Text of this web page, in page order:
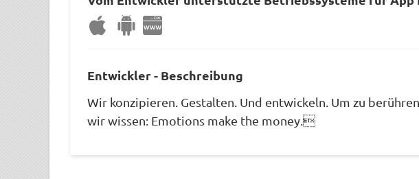
Entwickler - Beschreibung
Wir konzipieren. Gestalten. Und entwickeln. Um zu
wir wissen: Emotions make the money.